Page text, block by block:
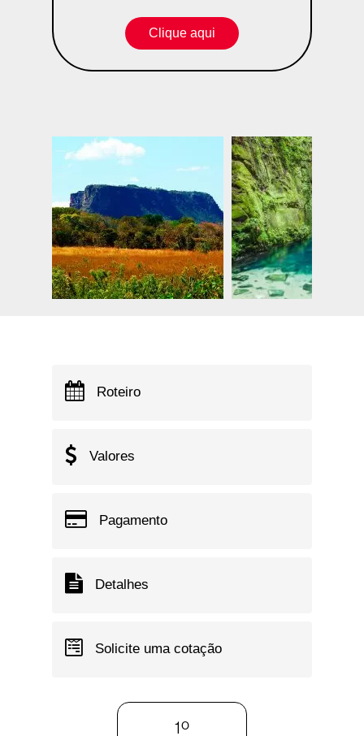
Clique aqui
Roteiro
Valores
Pagamento
Detalhes
Solicite uma cotação
1º